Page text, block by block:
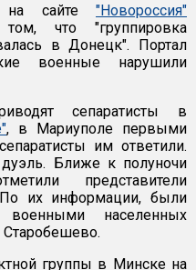
на сайте "Новороссия"
что "группировка
в Донецк". Портал
военные нарушили
сепаратисты в
, в Мариуполе первыми
им ответили.
дуэль. Ближе к полуночи
представители
По их информации, были
военными населенных
Старобешево.
группы в Минске на